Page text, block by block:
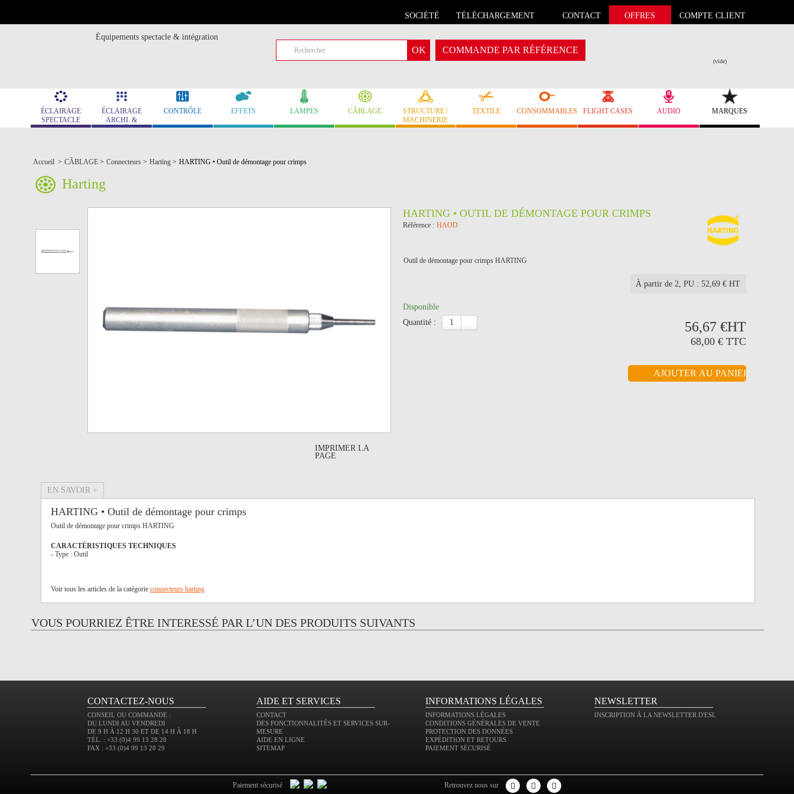
SOCIÉTÉ TÉLÉCHARGEMENT CONTACT OFFRES COMPTE CLIENT
Équipements spectacle & intégration
(vide)
COMMANDE PAR RÉFÉRENCE
ÉCLAIRAGE
SPECTACLE
ÉCLAIRAGE
ARCHI. &
MUSÉO.
CONTRÔLE EFFETS LAMPES CÂBLAGE
STRUCTURE /
MACHINERIE
TEXTILE CONSOMMABLES FLIGHT CASES AUDIO MARQUES
Accueil > CÂBLAGE > Connecteurs > Harting > HARTING • Outil de démontage pour crimps
Harting
IMPRIMER LA
PAGE
HARTING • OUTIL DE DÉMONTAGE POUR CRIMPS
Référence : HAOD
Outil de démontage pour crimps HARTING
À partir de 2, PU : 52,69 € HT
Disponible
quantité :
56,67 €HT
68,00 € TTC
EN SAVOIR +
HARTING • Outil de démontage pour crimps
Outil de démontage pour crimps HARTING
CARACTÉRISTIQUES TECHNIQUES
- Type : Outil
Voir tous les articles de la catégorie connecteurs harting
VOUS POURRIEZ ÊTRE INTERESSÉ PAR L’UN DES PRODUITS SUIVANTS
paiement sécurisé retrouvez nous sur
CONTACTEZ-NOUS
CONSEIL OU COMMANDE :
DU LUNDI AU VENDREDI
DE 9 H À 12 H 30 ET DE 14 H À 18 H
TÉL. : +33 (0)4 99 13 28 28
FAX : +33 (0)4 99 13 28 29
AIDE ET SERVICES
CONTACT
DES FONCTIONNALITÉS ET SERVICES SUR-
MESURE
AIDE EN LIGNE
SITEMAP
INFORMATIONS LÉGALES
INFORMATIONS LÉGALES
CONDITIONS GÉNÉRALES DE VENTE
PROTECTION DES DONNÉES
EXPÉDITION ET RETOURS
PAIEMENT SÉCURISÉ
NEWSLETTER
INSCRIPTION À LA NEWSLETTER D'ESL